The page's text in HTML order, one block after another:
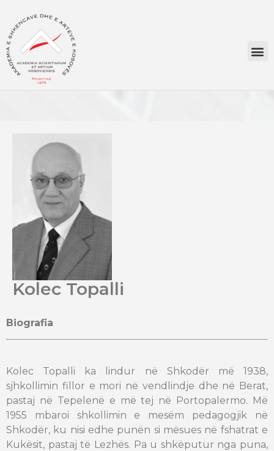
Kolec Topalli
Biografia
Kolec Topalli ka lindur në Shkodër më 1938,
sjhkollimin fillor e mori në vendlindje dhe në Berat,
pastaj në Tepelenë e më tej në Portopalermo. Më
1955 mbaroi shkollimin e mesëm pedagogjik në
Shkodër, ku nisi edhe punën si mësues në fshatrat e
Kukësit, pastaj të Lezhës. Pa u shkëputur nga puna,